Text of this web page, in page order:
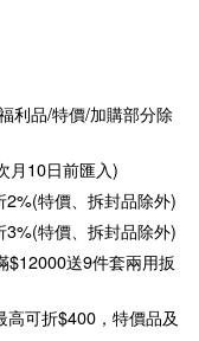
利品/特價/加購部分除
月10日前匯入)
特價、拆封品除外)
特價、拆封品除外)
$12000送9件套兩用扳
可折$400，特價品及